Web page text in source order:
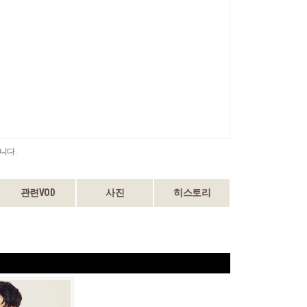
다.
관련VOD 사진 히스토리